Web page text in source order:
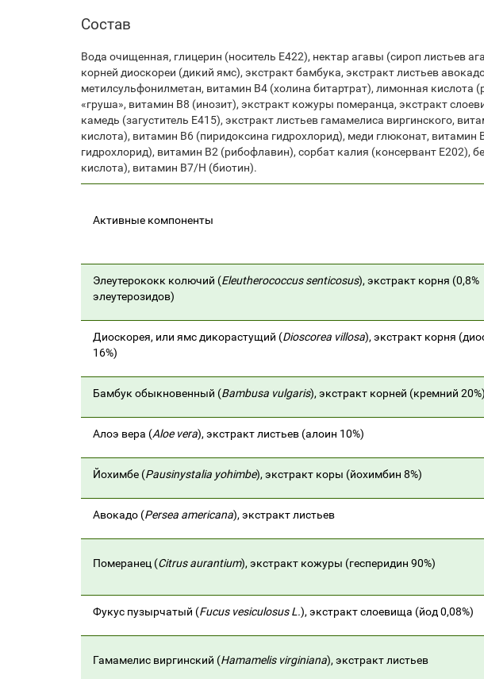
Состав
Вода очищенная, глицерин (носитель Е422), нектар агавы (сироп листьев
корней диоскореи (дикий ямс), экстракт бамбука, экстракт листьев
метилсульфонилметан, витамин В4 (холина битартрат), лимонная кислота
«груша», витамин В8 (инозит), экстракт кожуры померанца, экстракт
камедь (загуститель Е415), экстракт листьев гамамелиса виргинского,
кислота), витамин В6 (пиридоксина гидрохлорид), меди глюконат,
гидрохлорид), витамин В2 (рибофлавин), сорбат калия (консервант Е202),
кислота), витамин В7/Н (биотин).
Активные компоненты
Элеутерококк колючий (Eleutherococcus senticosus), экстракт корня (0,8%
элеутерозидов)
Диоскорея, или ямс дикорастущий (Dioscorea villosa), экстракт корня
16%)
Бамбук обыкновенный (Bambusa vulgaris), экстракт корней (кремний 20%)
Алоэ вера (Аlое vera), экстракт листьев (алоин 10%)
Йохимбе (Pausinystalia yohimbe), экстракт коры (йохимбин 8%)
Авокадо (Persea americana), экстракт листьев
Померанец (Citrus aurantium), экстракт кожуры (гесперидин 90%)
Фукус пузырчатый (Fucus vesiculosus L.), экстракт слоевища (йод 0,08%)
Гамамелис виргинский (Hamamelis virginiana), экстракт листьев